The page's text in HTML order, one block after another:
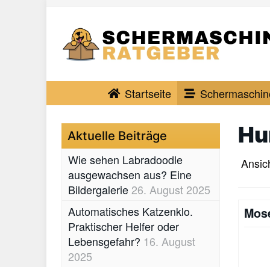
Startseite
Aktuelle Beiträge
Wie sehen Labradoodle
ausgewachsen aus? Eine
Bildergalerie 26. August 2025
Automatisches Katzenklo.
Praktischer Helfer oder
Lebensgefahr? 16. August
2025